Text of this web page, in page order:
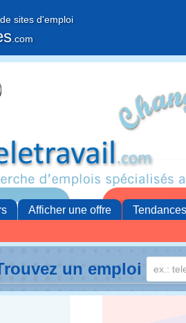
sites d'emploi
.com
Afficher une offre Tendances
un emploi